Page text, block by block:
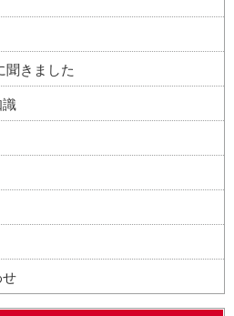
聞きました
識
せ